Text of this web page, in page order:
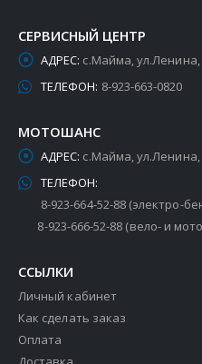
СЕРВИСНЫЙ ЦЕНТР
АДРЕС: с.Майма, ул.Ленина,
ТЕЛЕФОН: 8-923-663-0820
МОТОШАНС
АДРЕС: с.Майма, ул.Ленина,
ТЕЛЕФОН:
8-923-664-52-88 (электро-
8-923-666-52-88 (вело- и
ССЫЛКИ
Личный кабинет
Как сделать заказ
Оплата